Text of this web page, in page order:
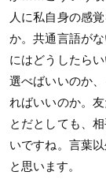
人に私自身の感
か。共通言語が
にはどうしたら
選べばいいのか
ればいいのか。
とだとしても、
いですね。言葉
と思います。